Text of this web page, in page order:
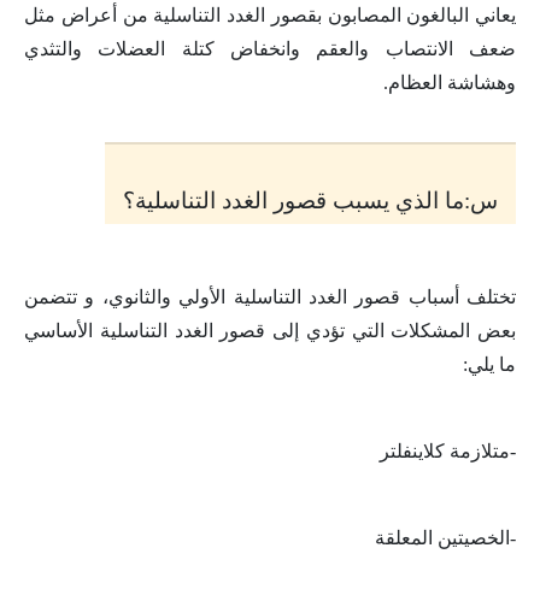
يعاني البالغون المصابون بقصور الغدد التناسلية من أعراض مثل
ضعف الانتصاب والعقم وانخفاض كتلة العضلات والتثدي
وهشاشة العظام.
س:ما الذي يسبب قصور الغدد التناسلية؟
تختلف أسباب قصور الغدد التناسلية الأولي والثانوي، و تتضمن
بعض المشكلات التي تؤدي إلى قصور الغدد التناسلية الأساسي
ما يلي:
-متلازمة كلاينفلتر
-الخصيتين المعلقة